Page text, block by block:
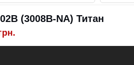
(3008B-NA) Титан